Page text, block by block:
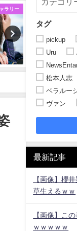
ラリー
タグ
pickup
Uru
松本人志
ベラルー
ヴァン
最新記事
【画像】櫻
草生えるｗｗ
【画像】こ
ｗｗｗｗｗ